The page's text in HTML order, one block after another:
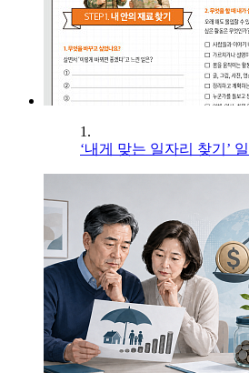
1.
‘내게 맞는 일자리 찾기’